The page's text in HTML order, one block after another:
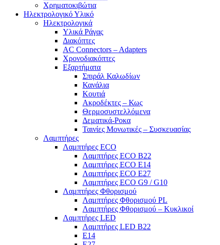
Χρηματοκιβώτια
Ηλεκτρολογικό Υλικό
Ηλεκτρολογικά
Υλικά Ράγας
Διακόπτες
AC Connectors – Adapters
Χρονοδιακόπτες
Εξαρτήματα
Σπιράλ Καλωδίων
Κανάλια
Κουτιά
Ακροδέκτες – Κως
Θερμοσυστελλόμενα
Δεματικά-Ροκα
Ταινίες Μονωτικές – Συσκευασίας
Λαμπτήρες
Λαμπτήρες ECO
Λαμπτήρες ECO B22
Λαμπτήρες ECO E14
Λαμπτήρες ECO E27
Λαμπτήρες ECO G9 / G10
Λαμπτήρες Φθορισμού
Λαμπτήρες Φθορισμού PL
Λαμπτήρες Φθορισμού – Κυκλικοί
Λαμπτήρες LED
Λαμπτήρες LED B22
E14